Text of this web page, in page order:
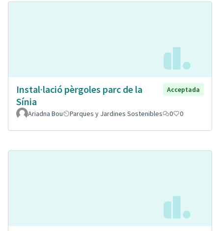
Instal·lació pèrgoles parc de la
Sínia
Acceptada
Ariadna Bou Parques y Jardines Sostenibles 0 0